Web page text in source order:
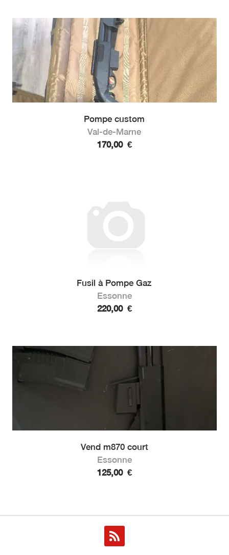
Pompe custom
Val-de-Marne
170,00 €
Fusil à Pompe Gaz
Essonne
220,00 €
Vend m870 court
Essonne
125,00 €